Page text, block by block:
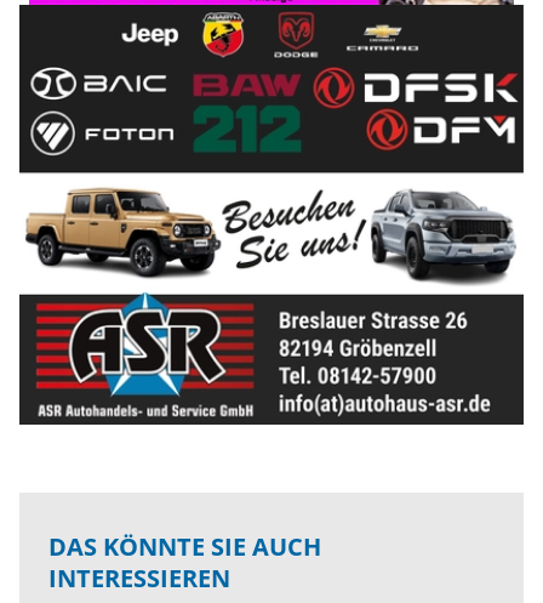
DAS KÖNNTE SIE AUCH
INTERESSIEREN